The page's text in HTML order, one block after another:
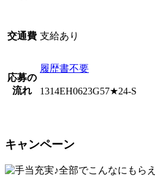
交通費 支給あり
応募の
流れ
履歴書不要
1314EH0623G57★24-S
キャンペーン